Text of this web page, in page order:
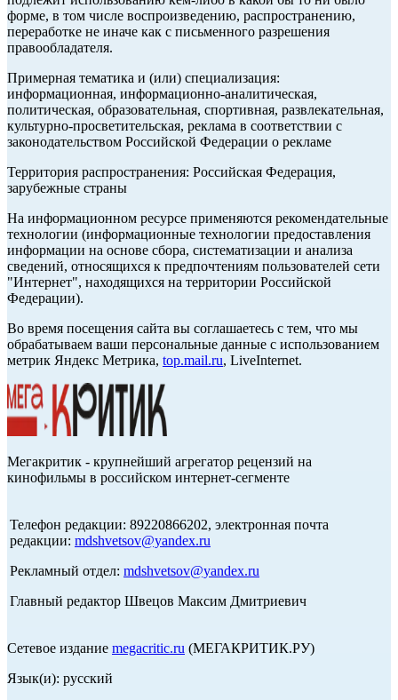
форме, в том числе воспроизведению, распространению,
переработке не иначе как с письменного разрешения
правообладателя.
Примерная тематика и (или) специализация:
информационная, информационно-аналитическая,
политическая, образовательная, спортивная, развлекательная,
культурно-просветительская, реклама в соответствии с
законодательством Российской Федерации о рекламе
Территория распространения: Российская Федерация,
зарубежные страны
На информационном ресурсе применяются рекомендательные
технологии (информационные технологии предоставления
информации на основе сбора, систематизации и анализа
сведений, относящихся к предпочтениям пользователей сети
"Интернет", находящихся на территории Российской
Федерации).
Во время посещения сайта вы соглашаетесь с тем, что мы
обрабатываем ваши персональные данные с использованием
метрик Яндекс Метрика, top.mail.ru, LiveInternet.
Мегакритик - крупнейший агрегатор рецензий на
кинофильмы в российском интернет-сегменте
Телефон редакции: 89220866202, электронная почта
редакции: mdshvetsov@yandex.ru
Рекламный отдел: mdshvetsov@yandex.ru
Главный редактор Швецов Максим Дмитриевич
Сетевое издание megacritic.ru (МЕГАКРИТИК.РУ)
Язык(и): русский